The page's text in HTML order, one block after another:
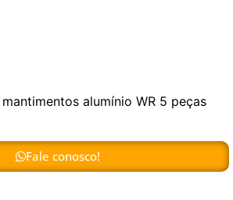
alumínio WR 5 peças
Fale conosco!